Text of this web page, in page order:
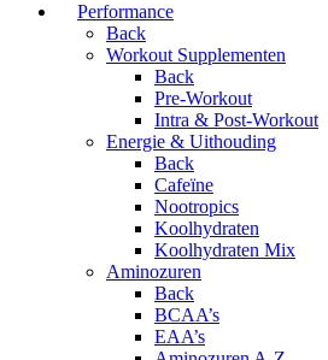
Performance
Back
Workout Supplementen
Back
Pre-Workout
Intra & Post-Workout
Energie & Uithouding
Back
Cafeïne
Nootropics
Koolhydraten
Koolhydraten Mix
Aminozuren
Back
BCAA’s
EAA’s